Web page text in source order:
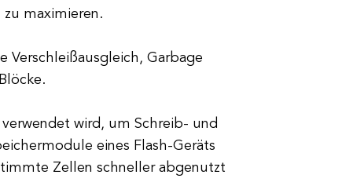
zu maximieren.
Verschleißausgleich, Garbage
wird, um Schreib- und
eines Flash-Geräts
Zellen schneller abgenutzt